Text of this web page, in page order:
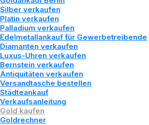
Silber verkaufen
Platin verkaufen
Palladium verkaufen
Edelmetallankauf für Gewerbetreibende
Diamanten verkaufen
Luxus-Uhren verkaufen
Bernstein verkaufen
Antiquitäten verkaufen
Versandtasche bestellen
Städteankauf
Verkaufsanleitung
Gold kaufen
Goldrechner